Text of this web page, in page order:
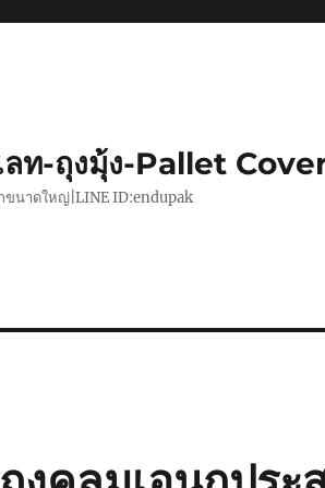
ลท-ถุงมุ้ง-Pallet
ขนาดใหญ่|LINE ID:endupak